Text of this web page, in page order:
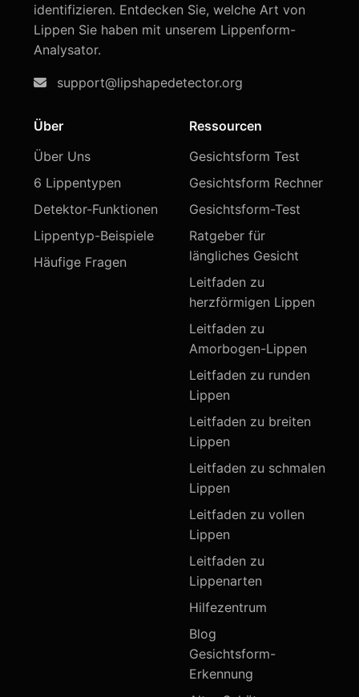
identifizieren. Entdecken Sie, welche Art von
Lippen Sie haben mit unserem Lippenform-
Analysator.
support@lipshapedetector.org
Über
Über Uns
6 Lippentypen
Detektor-Funktionen
Lippentyp-Beispiele
Häufige Fragen
Ressourcen
Gesichtsform Test
Gesichtsform Rechner
Gesichtsform-Test
Ratgeber für
längliches Gesicht
Leitfaden zu
herzförmigen Lippen
Leitfaden zu
Amorbogen-Lippen
Leitfaden zu runden
Lippen
Leitfaden zu breiten
Lippen
Leitfaden zu schmalen
Lippen
Leitfaden zu vollen
Lippen
Leitfaden zu
Lippenarten
Hilfezentrum
Blog
Gesichtsform-
Erkennung